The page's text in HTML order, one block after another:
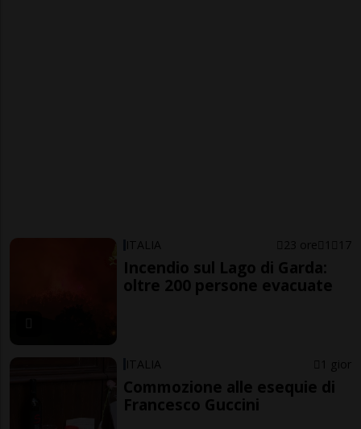
ITALIA 23 ore 1 17
Incendio sul Lago di Garda:
oltre 200 persone evacuate
ITALIA 1 gior
Commozione alle esequie di
Francesco Guccini